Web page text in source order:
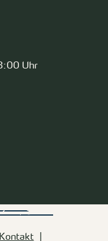
Uhr
Kontakt